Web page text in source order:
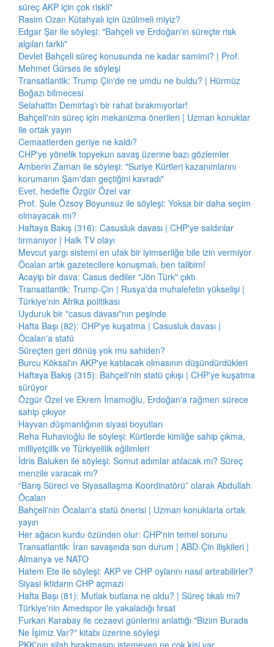
süreç AKP için çok riskli"
Rasim Ozan Kütahyalı için üzülmeli miyiz?
Edgar Şar ile söyleşi: "Bahçeli ve Erdoğan'ın süreçte risk
algıları farklı"
Devlet Bahçeli süreç konusunda ne kadar samimi? | Prof.
Mehmet Gürses ile söyleşi
Transatlantik: Trump Çin'de ne umdu ne buldu? | Hürmüz
Boğazı bilmecesi
Selahattin Demirtaş'ı bir rahat bırakmıyorlar!
Bahçeli'nin süreç için mekanizma önerileri | Uzman konuklar
ile ortak yayın
Cemaatlerden geriye ne kaldı?
CHP'ye yönelik topyekun savaş üzerine bazı gözlemler
Amberin Zaman ile söyleşi: "Suriye Kürtleri kazanımlarını
korumanın Şam'dan geçtiğini kavradı"
Evet, hedefte Özgür Özel var
Prof. Şule Özsoy Boyunsuz ile söyleşi: Yoksa bir daha seçim
olmayacak mı?
Haftaya Bakış (316): Casusluk davası | CHP'ye saldırılar
tırmanıyor | Halk TV olayı
Mevcut yargı sistemi en ufak bir iyimserliğe bile izin vermiyor
Öcalan artık gazetecilere konuşmalı, ben talibim!
Acayip bir dava: Casus dediler "Jön Türk" çıktı
Transatlantik: Trump-Çin | Rusya'da muhalefetin yükselişi |
Türkiye'nin Afrika politikası
Uyduruk bir "casus davası"nın peşinde
Hafta Başı (82): CHP'ye kuşatma | Casusluk davası |
Öcalan'a statü
Süreçten geri dönüş yok mu sahiden?
Burcu Köksal'ın AKP'ye katılacak olmasının düşündürdükleri
Haftaya Bakış (315): Bahçeli'nin statü çıkışı | CHP'ye kuşatma
sürüyor
Özgür Özel ve Ekrem İmamoğlu, Erdoğan'a rağmen sürece
sahip çıkıyor
Hayvan düşmanlığının siyasi boyutları
Reha Ruhavioğlu ile söyleşi: Kürtlerde kimliğe sahip çıkma,
milliyetçilik ve Türkiyelilik eğilimleri
İdris Baluken ile söyleşi: Somut adımlar atılacak mı? Süreç
menzile varacak mı?
“Barış Süreci ve Siyasallaşma Koordinatörü” olarak Abdullah
Öcalan
Bahçeli'nin Öcalan'a statü önerisi | Uzman konuklarla ortak
yayın
Her ağacın kurdu özünden olur: CHP'nin temel sorunu
Transatlantik: İran savaşında son durum | ABD-Çin ilişkileri |
Almanya ve NATO
Hatem Ete ile söyleşi: AKP ve CHP oylarını nasıl artırabilirler?
Siyasi iktidarın CHP açmazı
Hafta Başı (81): Mutlak butlana ne oldu? | Süreç tıkalı mı?
Türkiye'nin Amedspor ile yakaladığı fırsat
Furkan Karabay ile cezaevi günlerini anlattığı "Bizim Burada
Ne İşimiz Var?" kitabı üzerine söyleşi
PKK'nın silah bırakmasını istemeyen ne çok kişi var